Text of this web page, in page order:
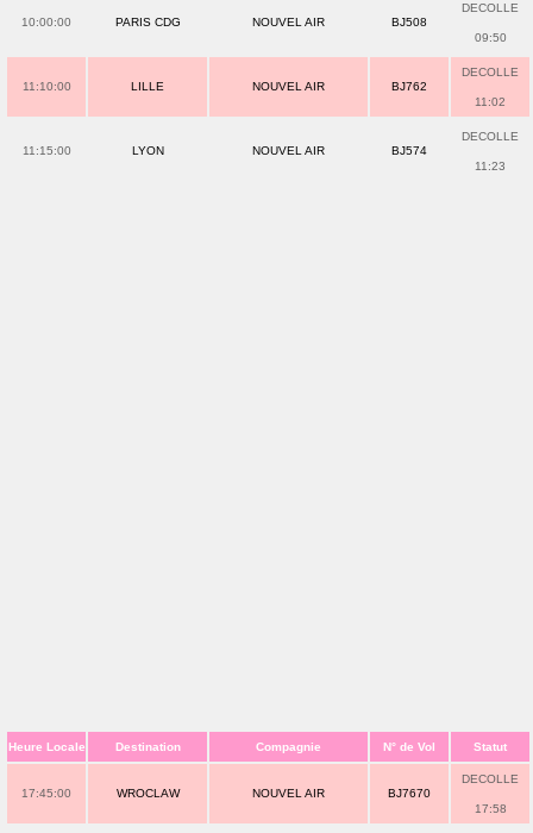
10:00:00 PARIS CDG NOUVEL AIR BJ508
DECOLLE
09:50
11:10:00 LILLE NOUVEL AIR BJ762
DECOLLE
11:02
11:15:00 LYON NOUVEL AIR BJ574
DECOLLE
11:23
Heure Locale Destination Compagnie N° de Vol Statut
17:45:00 WROCLAW NOUVEL AIR BJ7670
DECOLLE
17:58